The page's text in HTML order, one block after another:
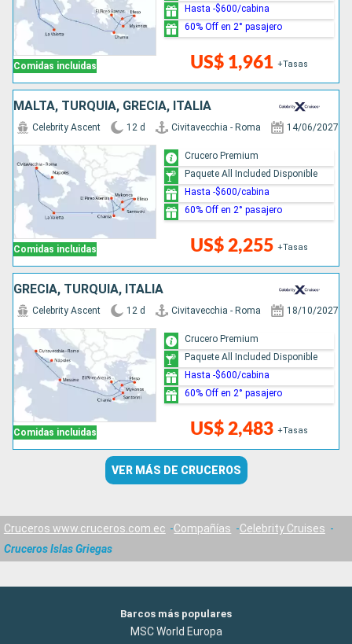
Comidas incluidas US$ 1,961 +Tasas
Hasta -$600/cabina
60% Off en 2° pasajero
MALTA, TURQUÍA, GRECIA, ITALIA
Comidas incluidas
Celebrity Ascent 12 d Civitavecchia - Roma 14/06/2027
US$ 2,255 +Tasas
Crucero Premium
Paquete All Included Disponible
Hasta -$600/cabina
60% Off en 2° pasajero
GRECIA, TURQUÍA, ITALIA
Comidas incluidas
Celebrity Ascent 12 d Civitavecchia - Roma 18/10/2027
US$ 2,483 +Tasas
Crucero Premium
Paquete All Included Disponible
Hasta -$600/cabina
60% Off en 2° pasajero
VER MÁS DE CRUCEROS
Cruceros www.cruceros.com.ec Compañías
Celebrity Cruises
Cruceros Islas Griegas
Barcos más populares
MSC World Europa